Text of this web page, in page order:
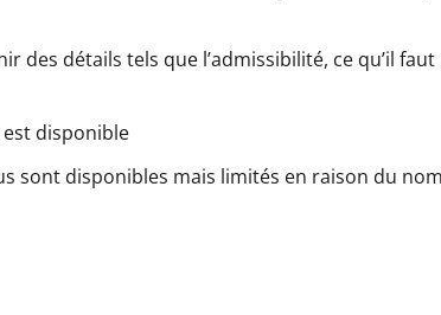
des détails tels que l’admissibilité, ce qu’il faut
est disponible
sont disponibles mais limités en raison du